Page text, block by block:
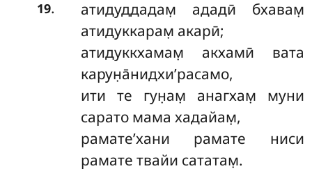
19.
атидуддадам̣ ададӣ бхавам̣
атидуккарам̣ акарӣ;
атидуккхамам̣ акхамӣ вата
карун̣а̄нидхи’расамо,
ити те гун̣ам̣ анагхам̣ муни
сарато мама хадайам̣,
рамате’хани рамате ниси
рамате твайи сататам̣.